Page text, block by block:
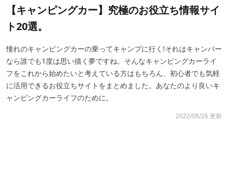
【キャンピングカー】究極のお役立ち情報サイ
ト20選。
憧れのキャンピングカーの乗ってキャンプに行く!それはキャンパー
なら誰でも1度は思い描く夢ですね。そんなキャンピングカーライ
フをこれから始めたいと考えている方はもちろん、初心者でも気軽
に活用できるお役立ちサイトをまとめました。あなたのより良いキ
ャンピングカーライフのために。
2022/08/26 更新